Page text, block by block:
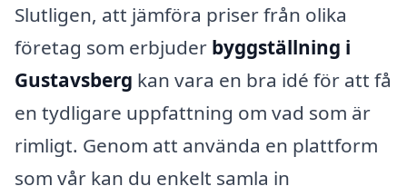
Slutligen, att jämföra priser från olika
företag som erbjuder byggställning i
Gustavsberg kan vara en bra idé för att få
en tydligare uppfattning om vad som är
rimligt. Genom att använda en plattform
som vår kan du enkelt samla in